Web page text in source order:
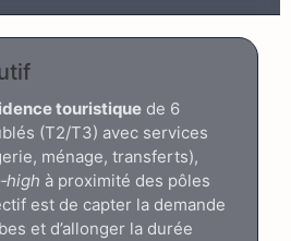
touristique de 6
(T2/T3) avec services
ménage, transferts),
à proximité des pôles
est de capter la demande
et d’allonger la durée